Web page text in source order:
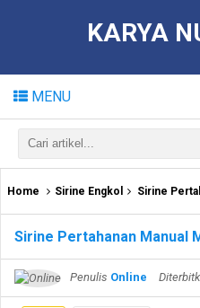
KARYA
MENU
Home Sirine Engkol Sirine
Sirine Pertahanan Manual
Penulis Online